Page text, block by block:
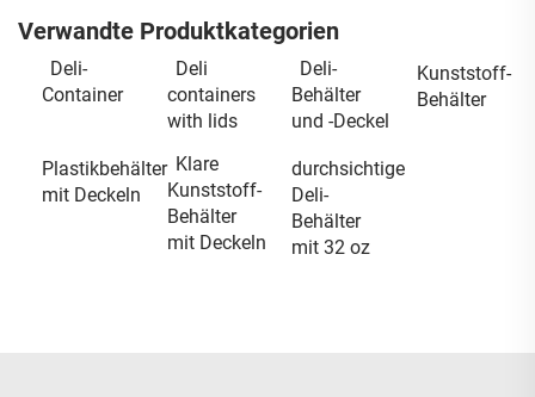
Verwandte Produktkategorien
Deli-
Container
Deli
containers
with lids
Deli-
Behälter
und -Deckel
Kunststoff-
Behälter
Plastikbehälter
mit Deckeln
Klare
Kunststoff-
Behälter
mit Deckeln
durchsichtige
Deli-
Behälter
mit 32 oz